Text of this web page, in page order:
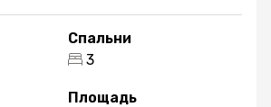
Спальни
3
Площадь